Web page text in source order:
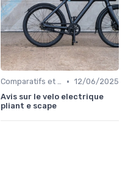
Comparatifs et tests de vélos électriques • 12/06/2025
Avis sur le velo electrique
pliant e scape